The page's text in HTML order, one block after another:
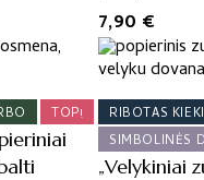
7,90 €
TOP!
RIBOTAS
SIMBOLINĖS
„Velykiniai